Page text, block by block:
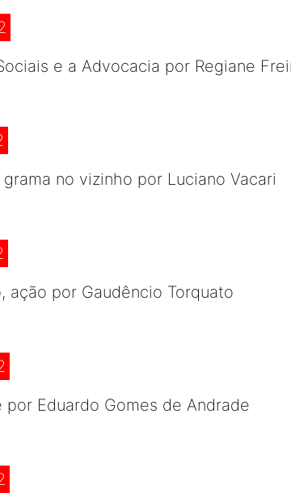
e a Advocacia por Regiane
no vizinho por Luciano Vacari
ação por Gaudêncio Torquato
por Eduardo Gomes de Andrade